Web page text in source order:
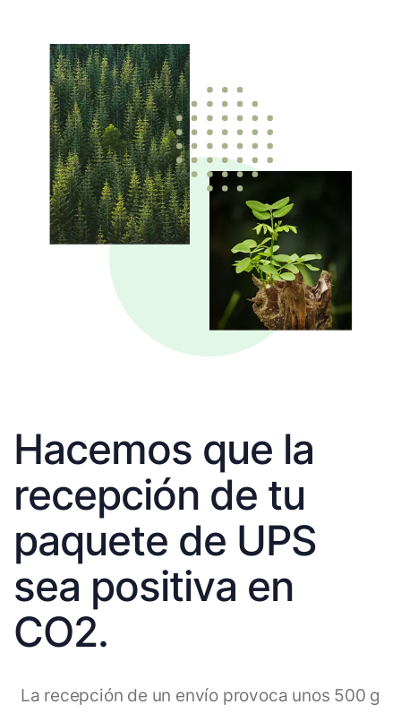
Hacemos que la
recepción de tu
paquete de UPS
sea positiva en
CO2.
La recepción de un envío provoca unos 500 g